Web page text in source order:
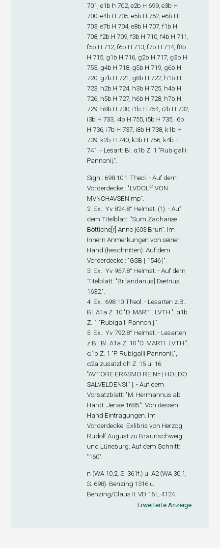
701, e1b h 702, e2b H 699, e3b H
700, e4b H 705, e5b H 752, e6b H
703, e7b H 704, e8b H 707, f1b H
708, f2b H 709, f3b H 710, f4b H 711,
f5b H 712, f6b H 713, f7b H 714, f8b
H 715, g1b H 716, g2b H 717, g3b H
753, g4b H 718, g5b H 719, g6b H
720, g7b H 721, g8b H 722, h1b H
723, h2b H 724, h3b H 725, h4b H
726, h5b H 727, h6b H 728, h7b H
729, h8b H 730, i1b H 754, i2b H 732,
i3b H 733, i4b H 755, i5b H 735, i6b
H 736, i7b H 737, i8b H 738, k1b H
739, k2b H 740, k3b H 756, k4b H
741. - Lesart: Bl. α1b Z. 1 "Rubigalli
Pannonij.".
Sign .: 698.10.1 Theol. - Auf dem
Vorderdeckel: "LVDOLff VON
MVNCHAVSEN mp".
2. Ex .: Yv 824.8° Helmst. (1). - Auf
dem Titelblatt: "Sum Zachariæ
Böttiche[r] Anno j603 Brun". Im
Innern Anmerkungen von seiner
Hand (beschnitten). Auf dem
Vorderdeckel: "GSB | 1546 |".
3. Ex .: Yv 957.8° Helmst. - Auf dem
Titelblatt: "Br.[andanus] Dætrius.
1632.".
4. Ex .: 698.10 Theol. - Lesarten z.B.:
Bl. A1a Z. 10 "D. MARTI. LVTH.", α1b
Z. 1 "Rubigalli Pannonij.".
5. Ex .: Yv 792.8° Helmst. - Lesarten
z.B.: Bl. A1a Z. 10 "D. MARTI. LVTH.",
α1b Z. 1 "P. Rubigalli Pannonij.",
α2a zusätzlich Z. 15 u. 16:
"AVTORE ERASMO REIN= | HOLDO
SALVELDENSI." |. - Auf dem
Vorsatzblatt: "M. Hermannus ab
Hardt. Jenae 1685.". Von dessen
Hand Eintragungen. Im
Vorderdeckel Exlibris von Herzog
Rudolf August zu Braunschweig
und Lüneburg. Auf dem Schnitt:
"160".
n (WA 10,2, S. 361f.) u. A2(WA 30,1,
S. 698). Benzing 1316 u.
Benzing/Claus II. VD 16 L 4124.
Erweiterte Anzeige